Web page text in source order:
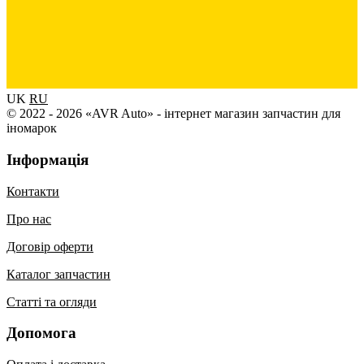
UK RU
© 2022 - 2026 «AVR Auto» - інтернет магазин запчастин для
іномарок
Інформація
Контакти
Про нас
Договір оферти
Каталог запчастин
Статті та огляди
Допомога